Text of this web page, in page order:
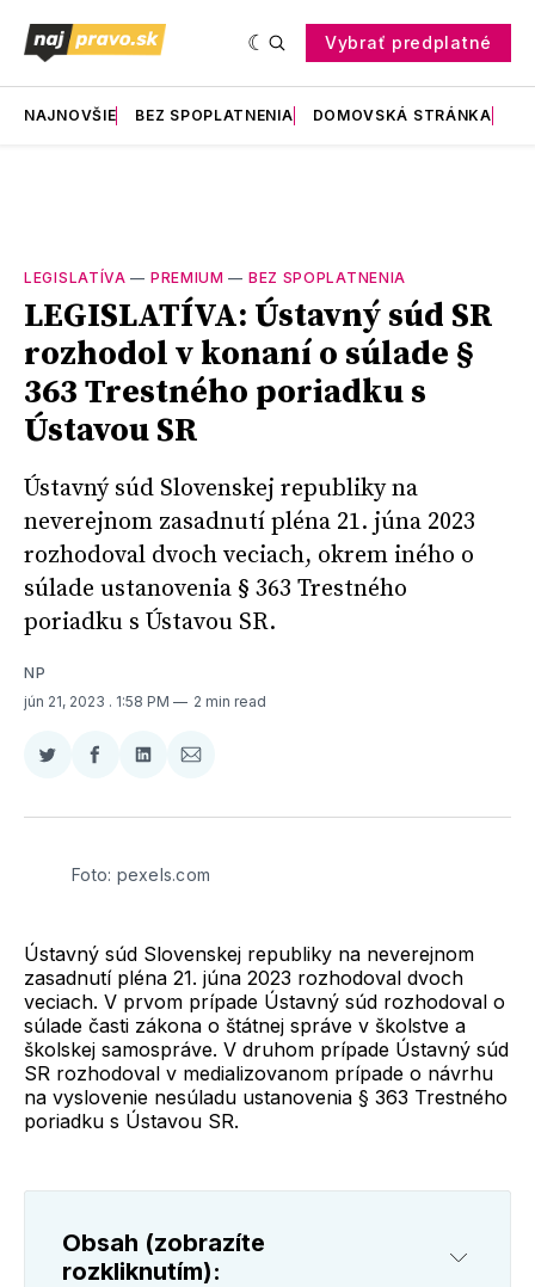
Vybrať predplatné
NAJNOVŠIE BEZ SPOPLATNENIA DOMOVSKÁ STRÁNKA
LEGISLATÍVA — PREMIUM — BEZ SPOPLATNENIA
LEGISLATÍVA: Ústavný súd SR
rozhodol v konaní o súlade §
363 Trestného poriadku s
Ústavou SR
Ústavný súd Slovenskej republiky na
neverejnom zasadnutí pléna 21. júna 2023
rozhodoval dvoch veciach, okrem iného o
súlade ustanovenia § 363 Trestného
poriadku s Ústavou SR.
NP
jún 21, 2023 . 1:58 PM 2 min read
Zdieľať
Twitter
Zdieľať
Facebooku
Zdieľať
LinkedIne
Zdieľať
E-
Foto: pexels.com
Ústavný súd Slovenskej republiky na neverejnom
zasadnutí pléna 21. júna 2023 rozhodoval dvoch
veciach. V prvom prípade Ústavný súd rozhodoval o
súlade časti zákona o štátnej správe v školstve a
školskej samospráve. V druhom prípade Ústavný súd
SR rozhodoval v medializovanom prípade o návrhu
na vyslovenie nesúladu ustanovenia § 363 Trestného
poriadku s Ústavou SR.
Obsah (zobrazíte
rozkliknutím):